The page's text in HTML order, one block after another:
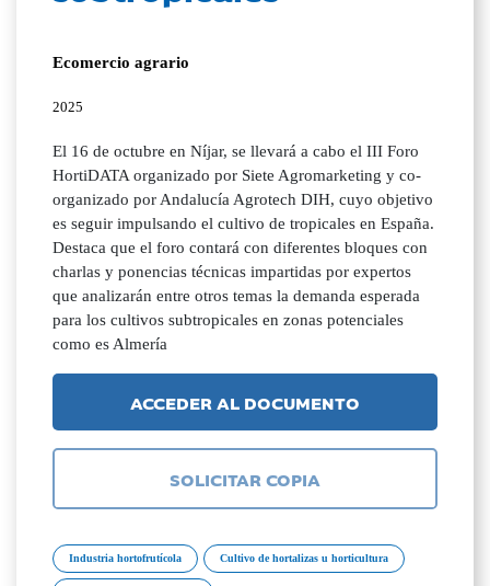
Ecomercio agrario
2025
El 16 de octubre en Níjar, se llevará a cabo el III Foro
HortiDATA organizado por Siete Agromarketing y co-
organizado por Andalucía Agrotech DIH, cuyo objetivo
es seguir impulsando el cultivo de tropicales en España.
Destaca que el foro contará con diferentes bloques con
charlas y ponencias técnicas impartidas por expertos
que analizarán entre otros temas la de­manda esperada
para los cultivos subtropicales en zonas potenciales
como es Almería
ACCEDER AL DOCUMENTO
SOLICITAR COPIA
Industria hortofrutícola Cultivo de hortalizas u horticultura